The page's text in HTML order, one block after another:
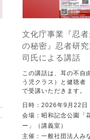
文化庁事業『忍
の秘密』忍者研
司氏による講話
この講話は、耳の不自
う児クラス）と健聴者
で受講いただきます。
日時：2026年9月22日
会場：昭和記念公園「
ー」（講義室）
主催：一般社団法人み